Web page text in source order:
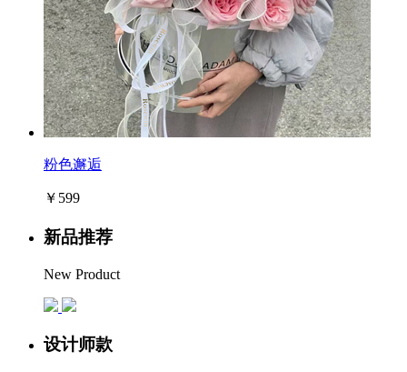
粉色邂逅
￥599
新品推荐
New Product
设计师款